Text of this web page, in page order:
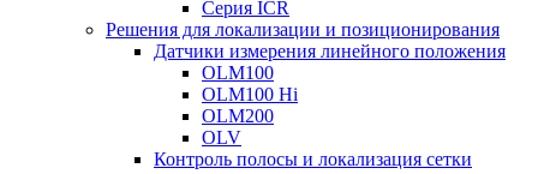
Серия ICR
Решения для локализации и позиционирования
Датчики измерения линейного положения
OLM100
OLM100 Hi
OLM200
OLV
Контроль полосы и локализация сетки